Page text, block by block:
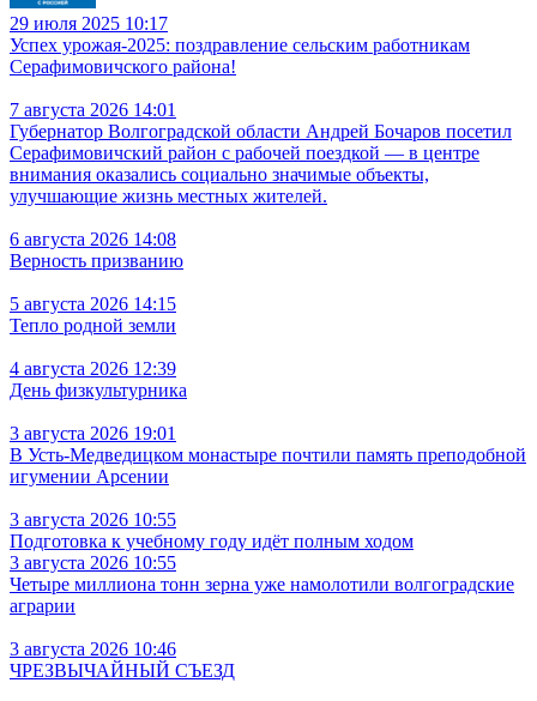
29 июля 2025 10:17
Успех урожая-2025: поздравление сельским работникам
Серафимовичского района!
7 августа 2026 14:01
Губернатор Волгоградской области Андрей Бочаров посетил
Серафимовичский район с рабочей поездкой — в центре
внимания оказались социально значимые объекты,
улучшающие жизнь местных жителей.
6 августа 2026 14:08
Верность призванию
5 августа 2026 14:15
Тепло родной земли
4 августа 2026 12:39
День физкультурника
3 августа 2026 19:01
В Усть‑Медведицком монастыре почтили память преподобной
игумении Арсении
3 августа 2026 10:55
Подготовка к учебному году идёт полным ходом
3 августа 2026 10:55
Четыре миллиона тонн зерна уже намолотили волгоградские
аграрии
3 августа 2026 10:46
ЧРЕЗВЫЧАЙНЫЙ СЪЕЗД